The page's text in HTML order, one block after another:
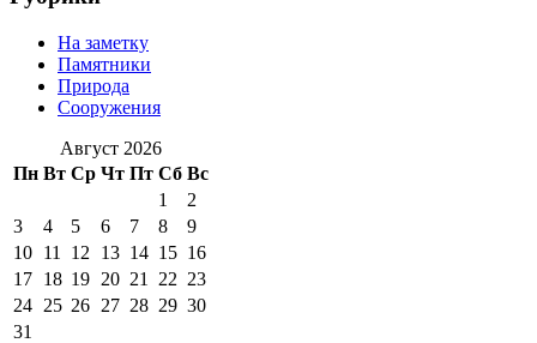
На заметку
Памятники
Природа
Сооружения
Август 2026
Пн Вт Ср Чт Пт Сб Вс
1
2
3
4 5 6 7 8
9
10 11 12 13 14 15 16
17 18 19 20 21 22 23
24 25 26 27 28 29 30
31